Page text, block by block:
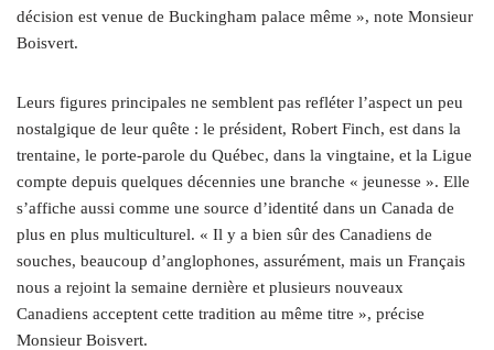
décision est venue de Buckingham palace même », note Monsieur
Boisvert.
Leurs figures principales ne semblent pas refléter l’aspect un peu
nostalgique de leur quête : le président, Robert Finch, est dans la
trentaine, le porte-parole du Québec, dans la vingtaine, et la Ligue
compte depuis quelques décennies une branche « jeunesse ». Elle
s’affiche aussi comme une source d’identité dans un Canada de
plus en plus multiculturel. « Il y a bien sûr des Canadiens de
souches, beaucoup d’anglophones, assurément, mais un Français
nous a rejoint la semaine dernière et plusieurs nouveaux
Canadiens acceptent cette tradition au même titre », précise
Monsieur Boisvert.